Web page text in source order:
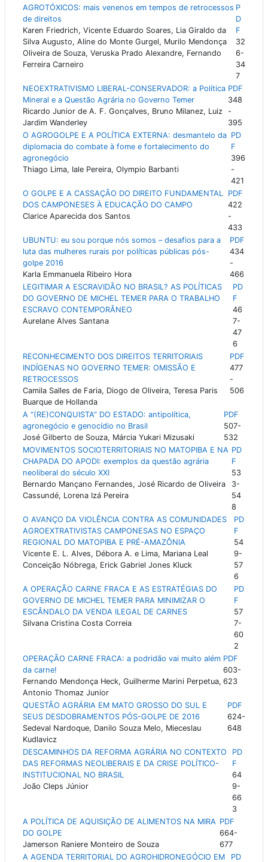
AGROTÓXICOS: mais venenos em tempos de retrocessos
de direitos
Karen Friedrich, Vicente Eduardo Soares, Lia Giraldo da
Silva Augusto, Aline do Monte Gurgel, Murilo Mendonça
Oliveira de Souza, Veruska Prado Alexandre, Fernando
Ferreira Carneiro
P
D
F
32
6-
34
7
NEOEXTRATIVISMO LIBERAL-CONSERVADOR: a Política
Mineral e a Questão Agrária no Governo Temer
Ricardo Junior de A. F. Gonçalves, Bruno Milanez, Luiz
Jardim Wanderley
PDF
348
-
395
O AGROGOLPE E A POLÍTICA EXTERNA: desmantelo da
diplomacia do combate à fome e fortalecimento do
agronegócio
Thiago Lima, Iale Pereira, Olympio Barbanti
PD
F
396
-
421
O GOLPE E A CASSAÇÃO DO DIREITO FUNDAMENTAL
DOS CAMPONESES À EDUCAÇÃO DO CAMPO
Clarice Aparecida dos Santos
PDF
422
-
433
UBUNTU: eu sou porque nós somos – desafios para a
luta das mulheres rurais por políticas públicas pós-
golpe 2016
Karla Emmanuela Ribeiro Hora
PDF
434
-
466
LEGITIMAR A ESCRAVIDÃO NO BRASIL? AS POLÍTICAS
DO GOVERNO DE MICHEL TEMER PARA O TRABALHO
ESCRAVO CONTEMPORÂNEO
Aurelane Alves Santana
PD
F
46
7-
47
6
RECONHECIMENTO DOS DIREITOS TERRITORIAIS
INDÍGENAS NO GOVERNO TEMER: OMISSÃO E
RETROCESSOS
Camila Salles de Faria, Diogo de Oliveira, Teresa Paris
Buarque de Hollanda
PDF
477
-
506
A “(RE)CONQUISTA” DO ESTADO: antipolítica,
agronegócio e genocídio no Brasil
José Gilberto de Souza, Márcia Yukari Mizusaki
PDF
507-
532
MOVIMENTOS SOCIOTERRITORIAIS NO MATOPIBA E NA
CHAPADA DO APODI: exemplos da questão agrária
neoliberal do século XXI
Bernardo Mançano Fernandes, José Ricardo de Oliveira
Cassundé, Lorena Izá Pereira
PD
F
53
3-
54
8
O AVANÇO DA VIOLÊNCIA CONTRA AS COMUNIDADES
AGROEXTRATIVISTAS CAMPONESAS NO ESPAÇO
REGIONAL DO MATOPIBA E PRÉ-AMAZÔNIA
Vicente E. L. Alves, Débora A. e Lima, Mariana Leal
Conceição Nóbrega, Erick Gabriel Jones Kluck
PD
F
54
9-
57
6
A OPERAÇÃO CARNE FRACA E AS ESTRATÉGIAS DO
GOVERNO DE MICHEL TEMER PARA MINIMIZAR O
ESCÂNDALO DA VENDA ILEGAL DE CARNES
Silvana Cristina Costa Correia
PD
F
57
7-
60
2
OPERAÇÃO CARNE FRACA: a podridão vai muito além
da carne!
Fernando Mendonça Heck, Guilherme Marini Perpetua,
Antonio Thomaz Junior
PDF
603-
623
QUESTÃO AGRÁRIA EM MATO GROSSO DO SUL E
SEUS DESDOBRAMENTOS PÓS-GOLPE DE 2016
Sedeval Nardoque, Danilo Souza Melo, Mieceslau
Kudlavicz
PDF
624-
648
DESCAMINHOS DA REFORMA AGRÁRIA NO CONTEXTO
DAS REFORMAS NEOLIBERAIS E DA CRISE POLÍTICO-
INSTITUCIONAL NO BRASIL
João Cleps Júnior
PD
F
64
9-
66
3
A POLÍTICA DE AQUISIÇÃO DE ALIMENTOS NA MIRA
DO GOLPE
Jamerson Raniere Monteiro de Souza
PDF
664-
677
A AGENDA TERRITORIAL DO AGROHIDRONEGÓCIO EM
PD